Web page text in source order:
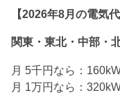
【2026年8月の電気
関東・東北・中部・
月 5千円なら：
月 1万円なら：